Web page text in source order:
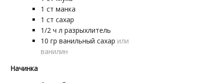
1 ст манка
1 ст сахар
1/2 ч л разрыхлитель
10 гр ванильный сахар или
ванилин
Начинка